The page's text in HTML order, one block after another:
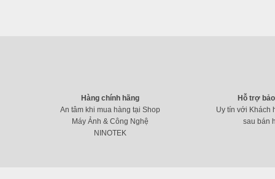
Hàng chính hãng
An tâm khi mua hàng tại Shop
Máy Ảnh & Công Nghệ
NINOTEK
Hỗ trợ
Uy tín với Khách
sau bán